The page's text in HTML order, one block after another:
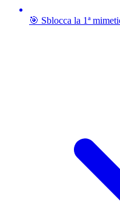
🎯 Sblocca la 1ª